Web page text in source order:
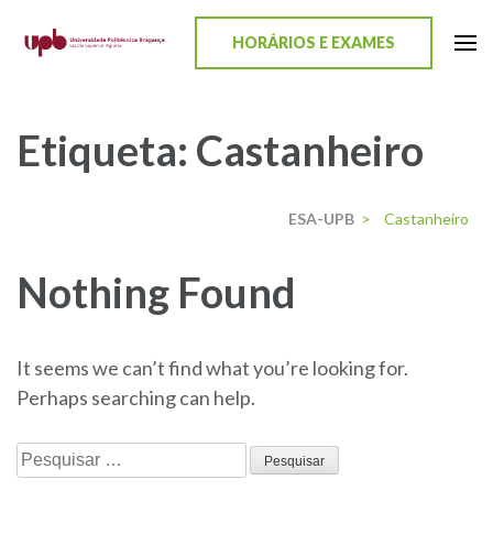
HORÁRIOS E EXAMES
Etiqueta: Castanheiro
ESA-UPB > Castanheiro
Nothing Found
It seems we can’t find what you’re looking for.
Perhaps searching can help.